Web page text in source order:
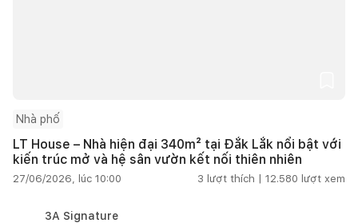
Nhà phố
LT House – Nhà hiện đại 340m² tại Đắk Lắk nổi bật với
kiến trúc mở và hệ sân vườn kết nối thiên nhiên
27/06/2026, lúc 10:00 3 lượt thích | 12.580 lượt xem
3A Signature